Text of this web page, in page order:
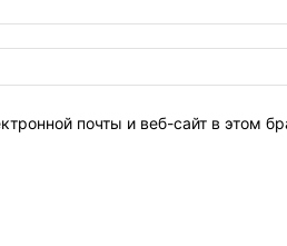
почты и веб-сайт в этом